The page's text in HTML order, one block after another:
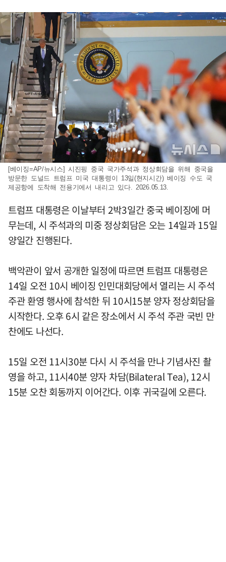
[베이징=AP/뉴시스] 시진핑 중국 국가주석과 정상회담을 위해 중국을
방문한 도널드 트럼프 미국 대통령이 13일(현지시간) 베이징 수도 국
제공항에 도착해 전용기에서 내리고 있다. 2026.05.13.
트럼프 대통령은 이날부터 2박3일간 중국 베이징에 머
무는데, 시 주석과의 미중 정상회담은 오는 14일과 15일
양일간 진행된다.
백악관이 앞서 공개한 일정에 따르면 트럼프 대통령은
14일 오전 10시 베이징 인민대회당에서 열리는 시 주석
주관 환영 행사에 참석한 뒤 10시15분 양자 정상회담을
시작한다. 오후 6시 같은 장소에서 시 주석 주관 국빈 만
찬에도 나선다.
15일 오전 11시30분 다시 시 주석을 만나 기념사진 촬
영을 하고, 11시40분 양자 차담(Bilateral Tea), 12시
15분 오찬 회동까지 이어간다. 이후 귀국길에 오른다.